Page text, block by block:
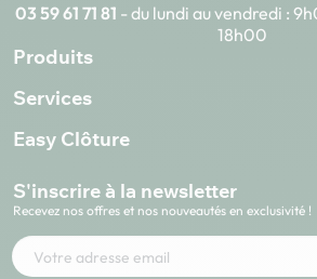
03 59 61 71 81 - du lundi au vendredi :
18h00
S'inscrire à la newsletter
Recevez nos offres et nos nouveautés en exclusivité !
Votre adresse e-mail
Produits
Services
Easy Clôture